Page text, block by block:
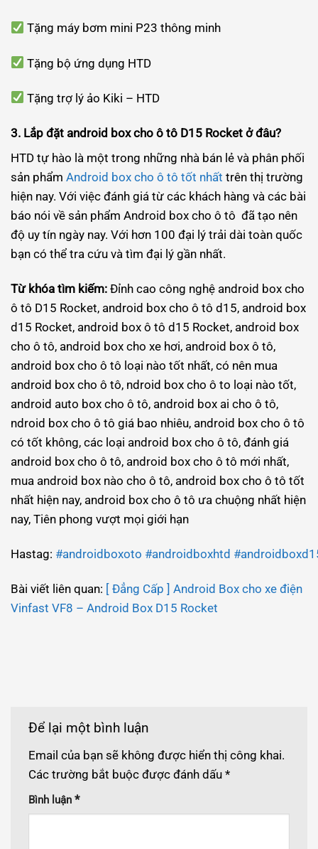
Tặng máy bơm mini P23 thông minh
Tặng bộ ứng dụng HTD
Tặng trợ lý ảo Kiki – HTD
3. Lắp đặt android box cho ô tô D15 Rocket ở đâu?
HTD tự hào là một trong những nhà bán lẻ và phân phối
sản phẩm Android box cho ô tô tốt nhất trên thị trường
hiện nay. Với việc đánh giá từ các khách hàng và các bài
báo nói về sản phẩm Android box cho ô tô đã tạo nên
độ uy tín ngày nay. Với hơn 100 đại lý trải dài toàn quốc
bạn có thể tra cứu và tìm đại lý gần nhất.
Từ khóa tìm kiếm: Đỉnh cao công nghệ android box cho
ô tô D15 Rocket, android box cho ô tô d15, android box
d15 Rocket, android box ô tô d15 Rocket, android box
cho ô tô, android box cho xe hơi, android box ô tô,
android box cho ô tô loại nào tốt nhất, có nên mua
android box cho ô tô, ndroid box cho ô to loại nào tốt,
android auto box cho ô tô, android box ai cho ô tô,
ndroid box cho ô tô giá bao nhiêu, android box cho ô tô
có tốt không, các loại android box cho ô tô, đánh giá
android box cho ô tô, android box cho ô tô mới nhất,
mua android box nào cho ô tô, android box cho ô tô tốt
nhất hiện nay, android box cho ô tô ưa chuộng nhất hiện
nay, Tiên phong vượt mọi giới hạn
Hastag: #androidboxoto #androidboxhtd
Bài viết liên quan: [ Đẳng Cấp ] Android Box cho xe điện
Vinfast VF8 – Android Box D15 Rocket
Để lại một bình luận
Email của bạn sẽ không được hiển thị công khai.
Các trường bắt buộc được đánh dấu *
Bình luận *